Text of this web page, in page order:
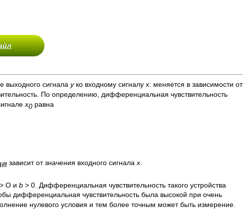
выходного сигнала у ко входному сигналу x: меняется в зависимости от
По определению, дифференциальная чувствительность
х0 равна
зависит от значения входного сигнала х
О и b > 0. Дифференциальная чувствительность такого устройства
дифференциальная чувствительность была высокой при очень
нулевого условия и тем более точным может быть измерение.